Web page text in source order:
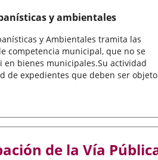
y ambientales
y Ambientales tramita las
competencia municipal, que no se
bienes municipales.Su actividad
de expedientes que deben ser objeto
de la Vía